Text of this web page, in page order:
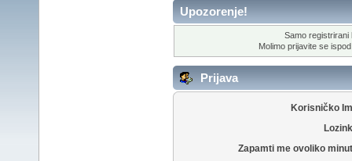
Upozorenje!
Samo registrirani
Molimo prijavite se
Prijava
Korisničko
Zapamti me ovoliko